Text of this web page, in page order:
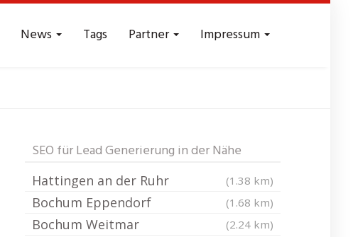
News Tags Partner Impressum
SEO für Lead Generierung in der Nähe
Hattingen an der Ruhr (1.38 km)
Bochum Eppendorf (1.68 km)
Bochum Weitmar (2.24 km)